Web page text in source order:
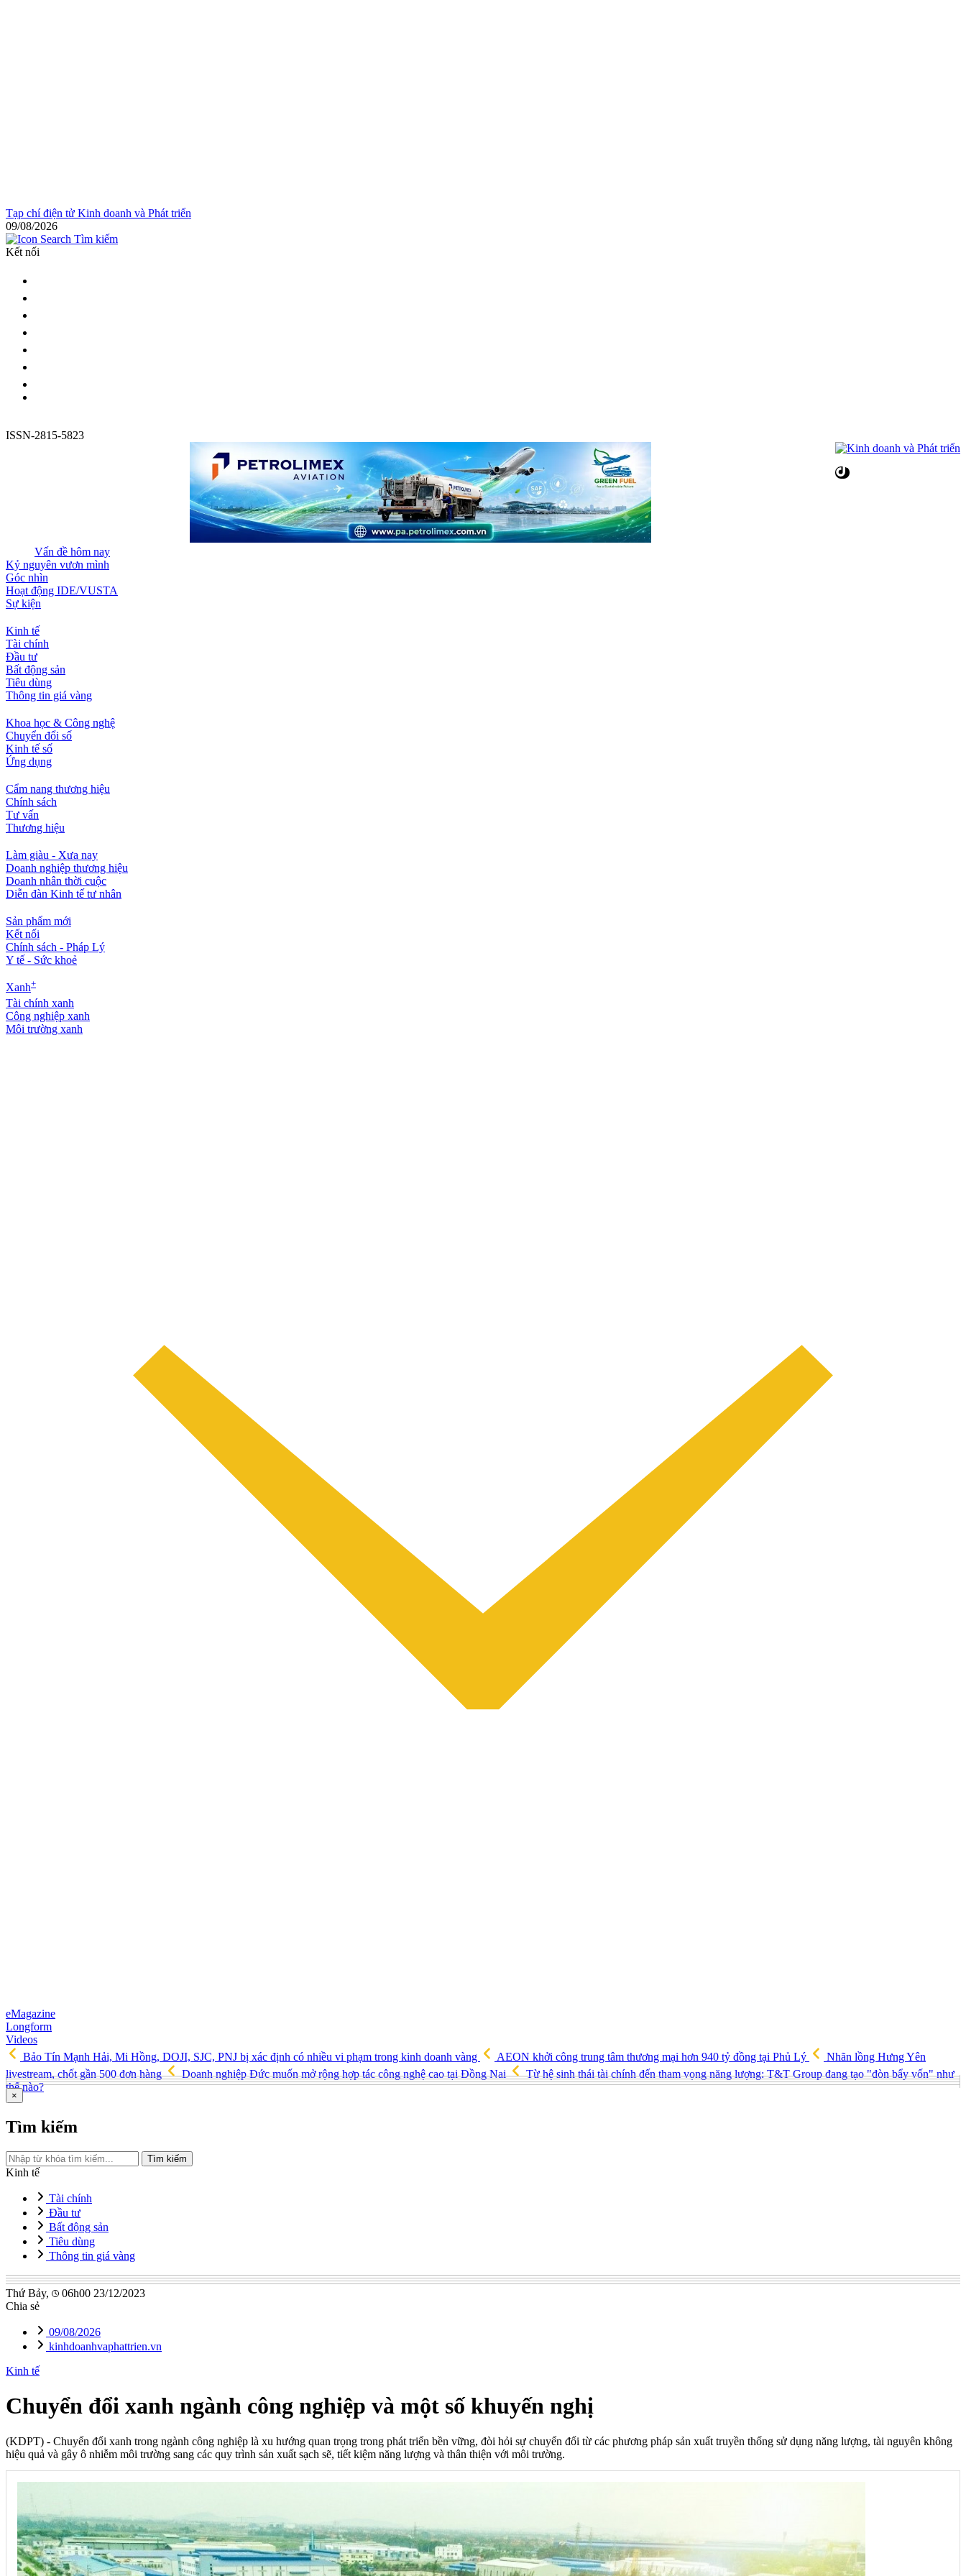
Tạp chí điện tử Kinh doanh và Phát triển
09/08/2026
Tìm kiếm
Kết nối
ISSN-2815-5823
Vấn đề hôm nay
Kỷ nguyên vươn mình
Góc nhìn
Hoạt động IDE/VUSTA
Sự kiện
Kinh tế
Tài chính
Đầu tư
Bất động sản
Tiêu dùng
Thông tin giá vàng
Khoa học & Công nghệ
Chuyển đổi số
Kinh tế số
Ứng dụng
Cẩm nang thương hiệu
Chính sách
Tư vấn
Thương hiệu
Làm giàu - Xưa nay
Doanh nghiệp thương hiệu
Doanh nhân thời cuộc
Diễn đàn Kinh tế tư nhân
Sản phẩm mới
Kết nối
Chính sách - Pháp Lý
Y tế - Sức khoẻ
Xanh+
Tài chính xanh
Công nghiệp xanh
Môi trường xanh
eMagazine
Longform
Videos
Bảo Tín Mạnh Hải, Mi Hồng, DOJI, SJC, PNJ bị xác định có nhiều vi phạm trong kinh doanh vàng
AEON khởi công trung tâm thương mại hơn 940 tỷ đồng tại Phủ Lý
Nhãn lồng Hưng Yên
livestream, chốt gần 500 đơn hàng
Doanh nghiệp Đức muốn mở rộng hợp tác công nghệ cao tại Đồng Nai
Từ hệ sinh thái tài chính đến tham vọng năng lượng: T&T Group đang tạo "đòn bẩy vốn" như
thế nào?
×
Tìm kiếm
Tìm kiếm
Kinh tế
Tài chính
Đầu tư
Bất động sản
Tiêu dùng
Thông tin giá vàng
Thứ Bảy,
06h00 23/12/2023
Chia sẻ
09/08/2026
kinhdoanhvaphattrien.vn
Kinh tế
Chuyển đổi xanh ngành công nghiệp và một số khuyến nghị
(KDPT) - Chuyển đổi xanh trong ngành công nghiệp là xu hướng quan trọng trong phát triển bền vững, đòi hỏi sự chuyển đổi từ các phương pháp sản xuất truyền thống sử dụng năng lượng, tài nguyên không
hiệu quả và gây ô nhiễm môi trường sang các quy trình sản xuất sạch sẽ, tiết kiệm năng lượng và thân thiện với môi trường.